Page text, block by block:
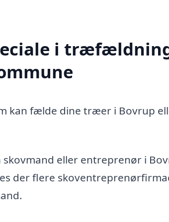
i
kan fælde dine træer i Bovrup
eller entreprenør i
der flere